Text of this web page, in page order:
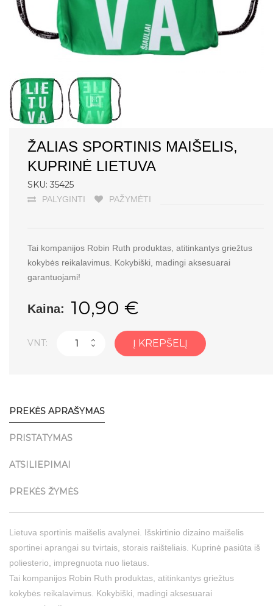
ŽALIAS SPORTINIS MAIŠELIS,
KUPRINĖ LIETUVA
SKU: 35425
PALYGINTI PAŽYMĖTI
Tai kompanijos Robin Ruth produktas, atitinkantys griežtus
kokybės reikalavimus. Kokybiški, madingi aksesuarai
garantuojami!
Kaina: 10,90 €
VNT: Į KREPŠELĮ
PREKĖS APRAŠYMAS
PRISTATYMAS
ATSILIEPIMAI
PREKĖS ŽYMĖS
Lietuva sportinis maišelis avalynei. Išskirtinio dizaino maišelis
sportinei aprangai su tvirtais, storais raišteliais. Kuprinė pasiūta iš
poliesterio, impregnuota nuo lietaus.
Tai kompanijos Robin Ruth produktas, atitinkantys griežtus
kokybės reikalavimus. Kokybiški, madingi aksesuarai